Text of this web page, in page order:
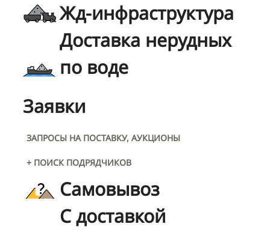
Жд-инфраструктура
Доставка нерудных
по воде
Заявки
ЗАПРОСЫ НА ПОСТАВКУ, АУКЦИОНЫ
+ ПОИСК ПОДРЯДЧИКОВ
Самовывоз
С доставкой